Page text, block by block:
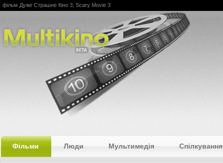
Multikino
фільм Дуже Страшне Кіно 3, Scary Movie 3
Фільми Люди Мультимедія Спілкування